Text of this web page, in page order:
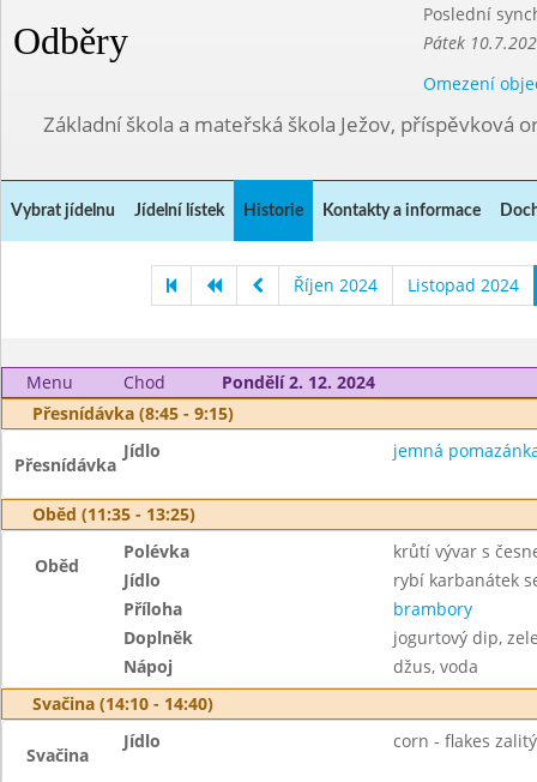
Odběry
Poslední
Pátek
Omezení
Základní škola a mateřská škola Ježov, příspěvková
Vybrat jídelnu Jídelní lístek Historie Kontakty a informace
Říjen 2024 Listopad 2024
Menu Chod
Pondělí 2. 12. 2024
Přesnídávka (8:45 - 9:15)
Přesnídávka
Jídlo jemná
Oběd (11:35 - 13:25)
Oběd
Polévka
krůtí vývar s
Jídlo
rybí karbanátek
Příloha
brambory
Doplněk
jogurtový dip,
Nápoj
džus, voda
Svačina (14:10 - 14:40)
Svačina
Jídlo corn - flakes